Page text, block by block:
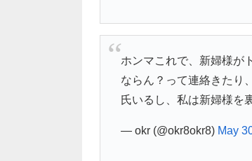
ホンマこれで、新婦様が
ならん？って連絡きたり
氏いるし、私は新婦様を
— okr (@okr8okr8) May